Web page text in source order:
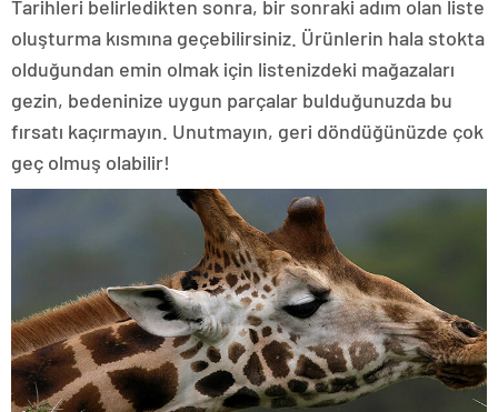
Tarihleri belirledikten sonra, bir sonraki adım olan liste
oluşturma kısmına geçebilirsiniz. Ürünlerin hala stokta
olduğundan emin olmak için listenizdeki mağazaları
gezin, bedeninize uygun parçalar bulduğunuzda bu
fırsatı kaçırmayın. Unutmayın, geri döndüğünüzde çok
geç olmuş olabilir!